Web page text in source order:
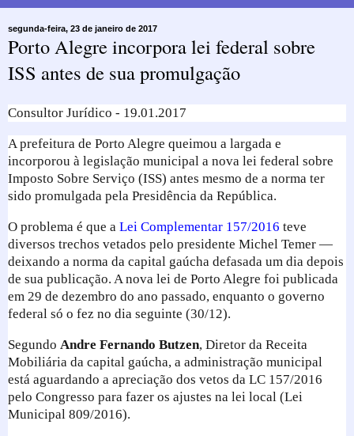
segunda-feira, 23 de janeiro de 2017
Porto Alegre incorpora lei federal sobre
ISS antes de sua promulgação
Consultor Jurídico - 19.01.2017
A prefeitura de Porto Alegre queimou a largada e
incorporou à legislação municipal a nova lei federal sobre
Imposto Sobre Serviço (ISS) antes mesmo de a norma ter
sido promulgada pela Presidência da República.
O problema é que a Lei Complementar 157/2016 teve
diversos trechos vetados pelo presidente Michel Temer —
deixando a norma da capital gaúcha defasada um dia depois
de sua publicação. A nova lei de Porto Alegre foi publicada
em 29 de dezembro do ano passado, enquanto o governo
federal só o fez no dia seguinte (30/12).
Segundo Andre Fernando Butzen, Diretor da Receita
Mobiliária da capital gaúcha, a administração municipal
está aguardando a apreciação dos vetos da LC 157/2016
pelo Congresso para fazer os ajustes na lei local (Lei
Municipal 809/2016).